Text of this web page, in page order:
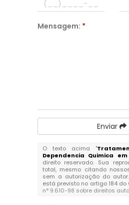
Mensagem: *
Enviar
O texto acima "
Dependencia Quimica
direito reservado. Sua
total, mesmo citando
sem a autorização do
está previsto no artigo 184 do
n° 9.610-98 sobre direitos